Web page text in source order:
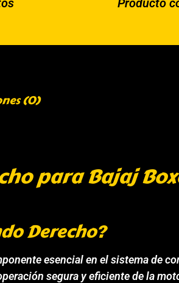
Producto
(0)
para Bajaj
Derecho?
esencial en el sistema de
segura y eficiente de la